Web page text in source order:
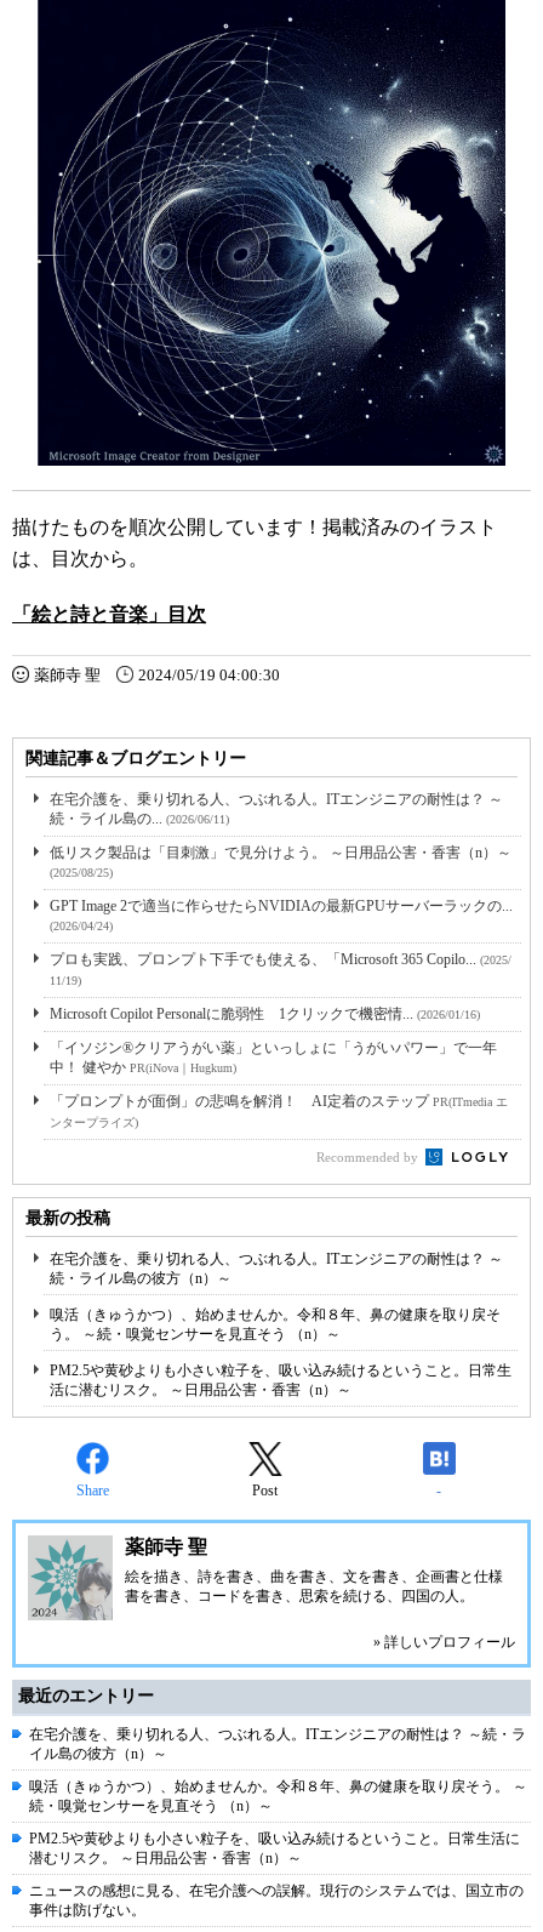
描けたものを順次公開しています！掲載済みのイラスト
は、目次から。
「絵と詩と音楽」目次
薬師寺 聖 2024/05/19 04:00:30
関連記事＆ブログエントリー
在宅介護を、乗り切れる人、つぶれる人。ITエンジニアの耐性は？ ～
続・ライル島の... (2026/06/11)
低リスク製品は「目刺激」で見分けよう。 ～日用品公害・香害（n）～
(2025/08/25)
GPT Image 2で適当に作らせたらNVIDIAの最新GPUサーバーラックの...
(2026/04/24)
プロも実践、プロンプト下手でも使える、「Microsoft 365 Copilo... (2025/
11/19)
Microsoft Copilot Personalに脆弱性 1クリックで機密情... (2026/01/16)
「イソジン®クリアうがい薬」といっしょに「うがいパワー」で一年
中！ 健やか PR(iNova｜Hugkum)
「プロンプトが面倒」の悲鳴を解消！ AI定着のステップPR(ITmedia エ
ンタープライズ)
Recommended by
最新の投稿
在宅介護を、乗り切れる人、つぶれる人。ITエンジニアの耐性は？ ～
続・ライル島の彼方（n）～
嗅活（きゅうかつ）、始めませんか。令和８年、鼻の健康を取り戻そ
う。 ～続・嗅覚センサーを見直そう （n）～
PM2.5や黄砂よりも小さい粒子を、吸い込み続けるということ。日常生
活に潜むリスク。 ～日用品公害・香害（n）～
Share Post -
薬師寺 聖
絵を描き、詩を書き、曲を書き、文を書き、企画書と仕様
書を書き、コードを書き、思索を続ける、四国の人。
» 詳しいプロフィール
最近のエントリー
在宅介護を、乗り切れる人、つぶれる人。ITエンジニアの耐性は？ ～続・ラ
イル島の彼方（n）～
嗅活（きゅうかつ）、始めませんか。令和８年、鼻の健康を取り戻そう。 ～
続・嗅覚センサーを見直そう （n）～
PM2.5や黄砂よりも小さい粒子を、吸い込み続けるということ。日常生活に
潜むリスク。 ～日用品公害・香害（n）～
ニュースの感想に見る、在宅介護への誤解。現行のシステムでは、国立市の
事件は防げない。